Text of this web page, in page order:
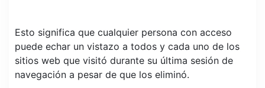
Esto significa que cualquier persona con acceso
puede echar un vistazo a todos y cada uno de los
sitios web que visitó durante su última sesión de
navegación a pesar de que los eliminó.